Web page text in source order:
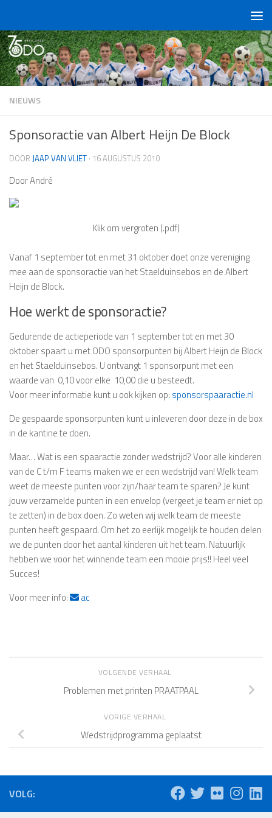
NIEUWS
Sponsoractie van Albert Heijn De Block
DOOR JAAP VAN VLIET · 16 AUGUSTUS 2010
Door André
Klik om vergroten (.pdf)
Vanaf 1 september tot en met 31 oktober doet onze vereniging
mee aan de sponsoractie van het Staelduinsebos en de Albert
Heijn de Block.
Hoe werkt de sponsoractie?
Gedurende de actieperiode van 1 september tot en met 30
oktober spaart u met ODO sponsorpunten bij Albert Heijn de Block
en het Staelduinsebos. U ontvangt 1 sponsorpunt met een
waarde van  0,10 voor elke  10,00 die u besteedt.
Voor meer informatie kunt u ook kijken op: sponsorspaaractie.nl
De gespaarde sponsorpunten kunt u inleveren door deze in de box
in de kantine te doen.
Maar… Wat is een spaaractie zonder wedstrijd? Voor alle kinderen
van de C t/m F teams maken we er een wedstrijd van! Welk team
weet de meeste punten voor zijn/haar team te sparen? Je kunt
jouw verzamelde punten in een envelop (vergeet je team er niet op
te zetten) in de box doen. Zo weten wij welk team de meeste
punten heeft gespaard. Om het zo eerlijk mogelijk te houden delen
we de punten door het aantal kinderen uit het team. Natuurlijk
hebben we voor het winnende team een mooie prijs!! Heel veel
Succes!
Voor meer info:
ac
VOLGENDE VERHAAL
Problemen met printen PRAATPAAL
VORIGE VERHAAL
Wedstrijdprogramma geplaatst
VOLG: